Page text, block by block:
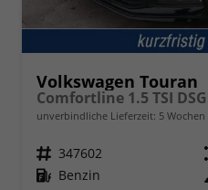
Volkswagen Touran
unverbindliche Lieferzeit: 5 Wochen
Fahrzeugnr. 347602
Kraftstoff Benzin